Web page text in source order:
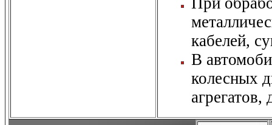
кабелей,
В
колесных
агрегатов,